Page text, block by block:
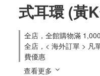
式耳環 (黃
全店，全館購物滿
全店，< 海外訂單 > 凡
費優惠
查看更多